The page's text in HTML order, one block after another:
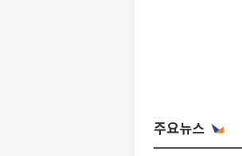
주요뉴스